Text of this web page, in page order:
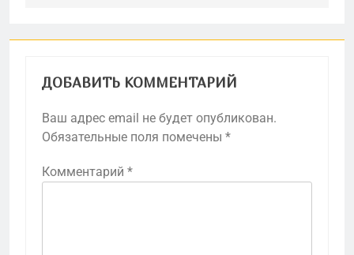
ДОБАВИТЬ КОММЕНТАРИЙ
Ваш адрес email не будет опубликован.
Обязательные поля помечены *
Комментарий *